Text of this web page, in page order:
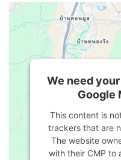
We need
Google
This content is
trackers that are
The website
with their CMP to